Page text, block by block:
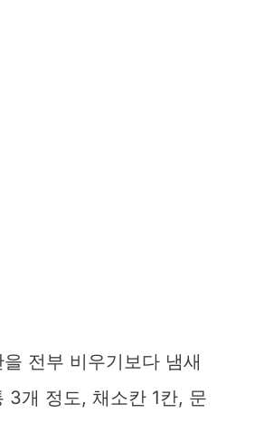
전부 비우기보다 냄새
3개 정도, 채소칸 1칸, 문